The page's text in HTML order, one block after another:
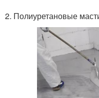
2. Полиуретановые